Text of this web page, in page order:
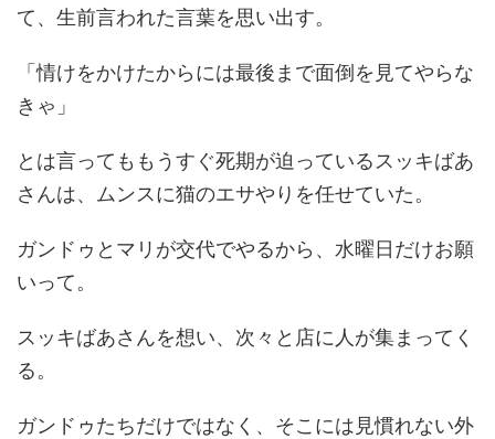
て、生前言われた言葉を思い出す。
「情けをかけたからには最後まで面倒を見てやらな
きゃ」
とは言ってももうすぐ死期が迫っているスッキばあ
さんは、ムンスに猫のエサやりを任せていた。
ガンドゥとマリが交代でやるから、水曜日だけお願
いって。
スッキばあさんを想い、次々と店に人が集まってく
る。
ガンドゥたちだけではなく、そこには見慣れない外